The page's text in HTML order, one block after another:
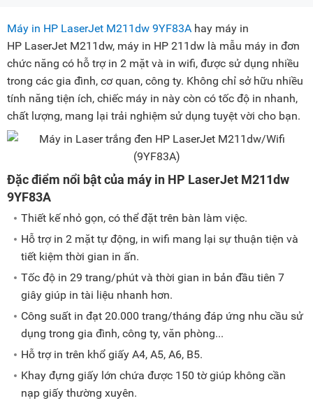
Máy in HP LaserJet M211dw 9YF83A hay máy in
HP LaserJet M211dw, máy in HP 211dw là mẫu máy in đơn
chức năng có hỗ trợ in 2 mặt và in wifi, được sử dụng nhiều
trong các gia đình, cơ quan, công ty. Không chỉ sở hữu nhiều
tính năng tiện ích, chiếc máy in này còn có tốc độ in nhanh,
chất lượng, mang lại trải nghiệm sử dụng tuyệt vời cho bạn.
Đặc điểm nổi bật của máy in HP LaserJet M211dw
9YF83A
Thiết kế nhỏ gọn, có thể đặt trên bàn làm việc.
Hỗ trợ in 2 mặt tự động, in wifi mang lại sự thuận tiện và
tiết kiệm thời gian in ấn.
Tốc độ in 29 trang/phút và thời gian in bản đầu tiên 7
giây giúp in tài liệu nhanh hơn.
Công suất in đạt 20.000 trang/tháng đáp ứng nhu cầu sử
dụng trong gia đình, công ty, văn phòng...
Hỗ trợ in trên khổ giấy A4, A5, A6, B5.
Khay đựng giấy lớn chứa được 150 tờ giúp không cần
nạp giấy thường xuyên.